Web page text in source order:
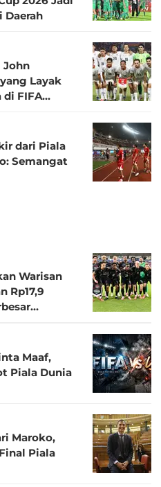
Daerah
John
Layak
di FIFA
dari Piala
Semangat
Warisan
Rp17,9
Maaf,
Piala Dunia
Maroko,
Piala